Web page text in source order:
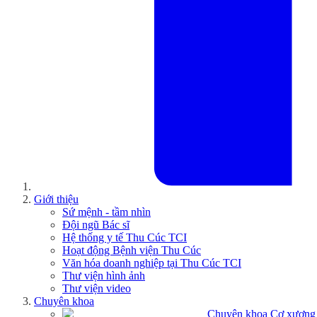
Giới thiệu
Sứ mệnh - tầm nhìn
Đội ngũ Bác sĩ
Hệ thống y tế Thu Cúc TCI
Hoạt động Bệnh viện Thu Cúc
Văn hóa doanh nghiệp tại Thu Cúc TCI
Thư viện hình ảnh
Thư viện video
Chuyên khoa
Chuyên khoa Cơ